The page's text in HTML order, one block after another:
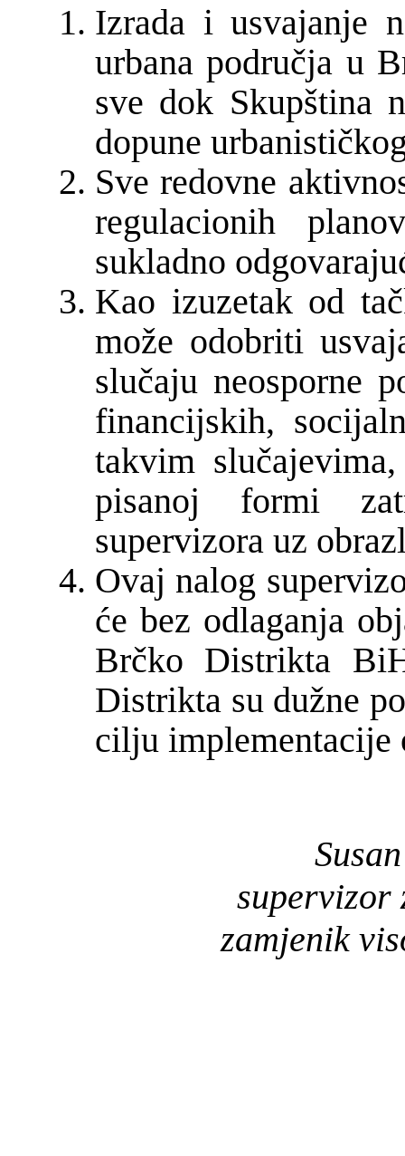
Izrada i usvajanje
urbana područja u
sve dok Skupština
dopune
Sve redovne
regulacionih
sukladno
Kao izuzetak od
može odobriti
slučaju neosporne
financijskih,
takvim
pisanoj formi
supervizora uz
Ovaj nalog
će bez odlaganja
Brčko Distrikta
Distrikta su dužne
cilju implementacije
supervizor
zamjenik